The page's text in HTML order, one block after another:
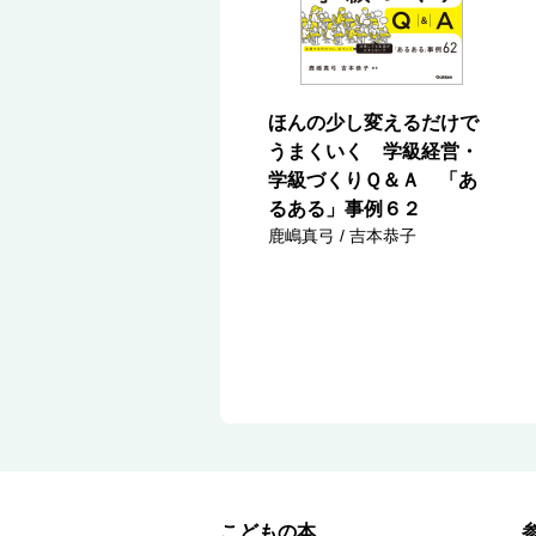
ほんの少し変えるだけで
うまくいく 学級経営・
学級づくりＱ＆Ａ 「あ
るある」事例６２
鹿嶋真弓 / 吉本恭子
こどもの本